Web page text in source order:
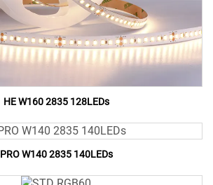
HE W160 2835 128LEDs
PRO W140 2835 140LEDs